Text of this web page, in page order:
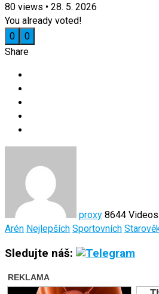
80 views • 28. 5. 2026
You already voted!
0
0
Share
proxy 8644 Videos
Arén Nejlepších Sportovních
Sledujte náš: